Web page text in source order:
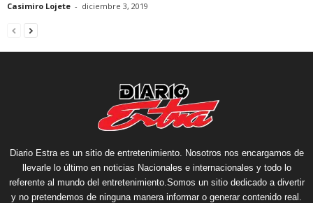
Casimiro Lojete - diciembre 3, 2019
Diario Estra es un sitio de entretenimiento. Nosotros nos encargamos de
llevarle lo último en noticias Nacionales e internacionales y todo lo
referente al mundo del entretenimiento.Somos un sitio dedicado a divertir
y no pretendemos de ninguna manera informar o generar contenido real.